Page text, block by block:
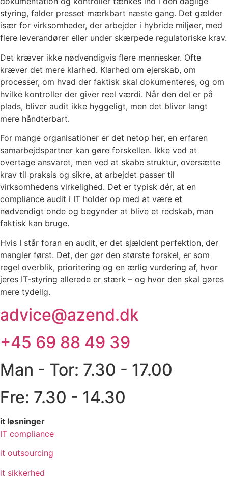
styring, falder presset mærkbart næste gang. Det gælder
især for virksomheder, der arbejder i hybride miljøer, med
flere leverandører eller under skærpede regulatoriske krav.
Det kræver ikke nødvendigvis flere mennesker. Ofte
kræver det mere klarhed. Klarhed om ejerskab, om
processer, om hvad der faktisk skal dokumenteres, og om
hvilke kontroller der giver reel værdi. Når den del er på
plads, bliver audit ikke hyggeligt, men det bliver langt
mere håndterbart.
For mange organisationer er det netop her, en erfaren
samarbejdspartner kan gøre forskellen. Ikke ved at
overtage ansvaret, men ved at skabe struktur, oversætte
krav til praksis og sikre, at arbejdet passer til
virksomhedens virkelighed. Det er typisk dér, at en
compliance audit i IT holder op med at være et
nødvendigt onde og begynder at blive et redskab, man
faktisk kan bruge.
Hvis I står foran en audit, er det sjældent perfektion, der
mangler først. Det, der gør den største forskel, er som
regel overblik, prioritering og en ærlig vurdering af, hvor
jeres IT-styring allerede er stærk – og hvor den skal gøres
mere tydelig.
advice@azend.dk
+45 69 88 49 39
Man - Tor: 7.30 - 17.00
Fre: 7.30 - 14.30
it løsninger
IT compliance
it outsourcing
it sikkerhed